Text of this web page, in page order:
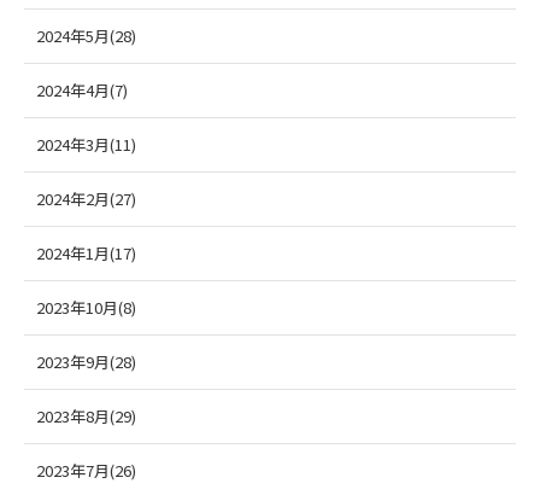
2024年5月(28)
2024年4月(7)
2024年3月(11)
2024年2月(27)
2024年1月(17)
2023年10月(8)
2023年9月(28)
2023年8月(29)
2023年7月(26)